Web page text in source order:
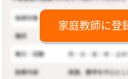
家庭教師に登